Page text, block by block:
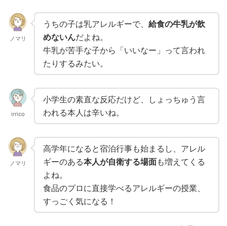
ノマリ
うちの子は乳アレルギーで、 給食の牛乳が飲
めないんだよね。
牛乳が苦手な子から「いいなー」って言われ
たりするみたい。
irrico
小学生の素直な反応だけど、しょっちゅう言
われる本人は辛いね。
ノマリ
高学年になると宿泊行事も始まるし、アレル
ギーのある本人が自衛する場面も増えてくる
よね。
食品のプロに直接学べるアレルギーの授業、
すっごく気になる！